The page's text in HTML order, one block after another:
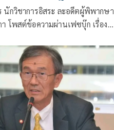
ย
นักวิชาการอิสระ ละอดีตผู้พิพากษา
โพสต์ข้อความผ่านเฟซบุ๊ก เรื่อง
ญหาทุจริตทะเบียนราษฎรและสถา
งนี้